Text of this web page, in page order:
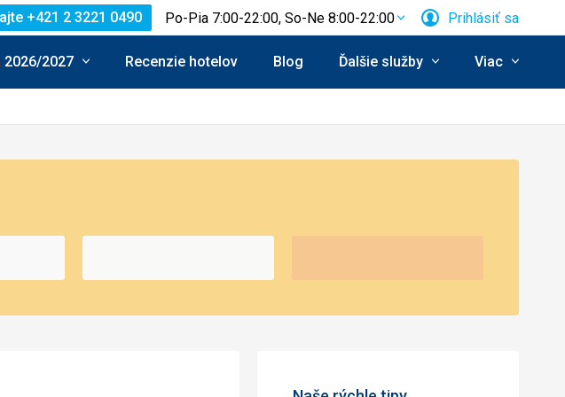
+421 2 3221 0490 Po-Pia 7:00-22:00, So-Ne 8:00-22:00 Prihlásiť sa
2026/2027 Recenzie hotelov Blog Ďalšie služby Viac